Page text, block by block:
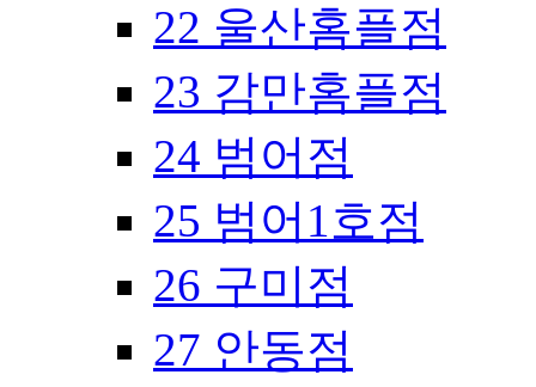
22 울산홈플점
23 감만홈플점
24 범어점
25 범어1호점
26 구미점
27 안동점